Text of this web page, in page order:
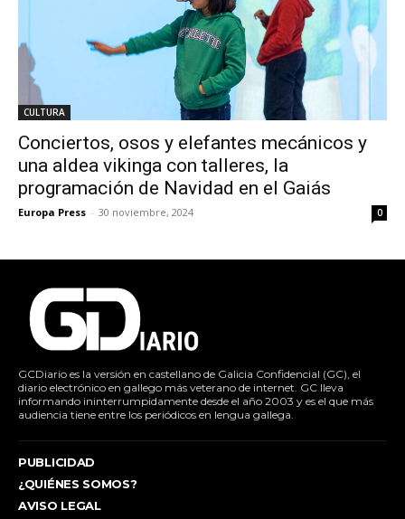
CULTURA
Conciertos, osos y elefantes mecánicos y
una aldea vikinga con talleres, la
programación de Navidad en el Gaiás
Europa Press - 30 noviembre, 2024 0
GCDiario es la versión en castellano de Galicia Confidencial (GC), el
diario electrónico en gallego más veterano de internet. GC lleva
informando ininterrumpidamente desde el año 2003 y es el que más
audiencia tiene entre los periódicos en lengua gallega.
PUBLICIDAD
¿QUIÉNES SOMOS?
AVISO LEGAL